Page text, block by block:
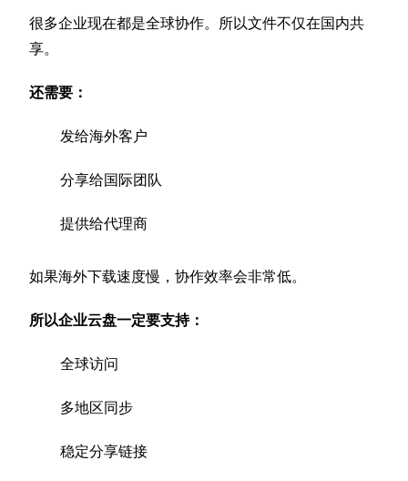
很多企业现在都是全球协作。所以文件不仅在国内共
享。
还需要：
发给海外客户
分享给国际团队
提供给代理商
如果海外下载速度慢，协作效率会非常低。
所以企业云盘一定要支持：
全球访问
多地区同步
稳定分享链接